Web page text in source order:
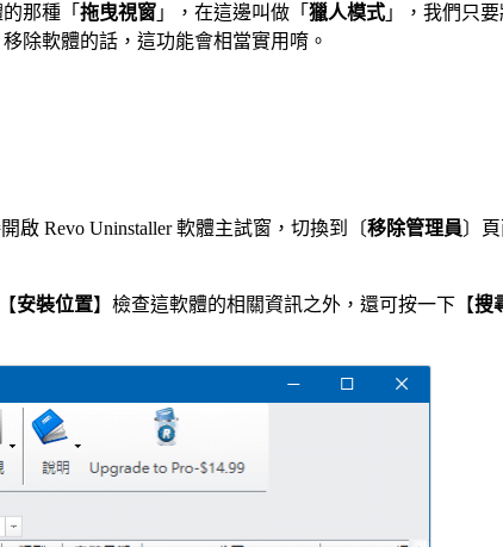
那種「 拖曳視窗 」，在這邊叫做「 獵人模式 」，我們只
除軟體的話，這功能會相當實用唷。
啟 Revo Uninstaller 軟體主試窗，切換到〔移除管理員〕
安裝位置】檢查這軟體的相關資訊之外，還可按一下【搜